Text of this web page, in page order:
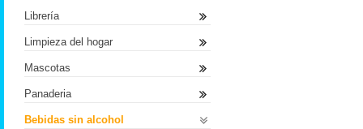
Librería
Limpieza del hogar
Mascotas
Panaderia
Bebidas sin alcohol